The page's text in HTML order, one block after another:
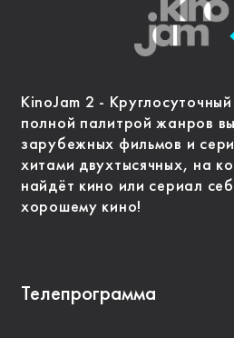
KinoJam 2 -
полной палитрой жанров
зарубежных фильмов и
хитами двухтысячных, на
найдёт кино или сериал
хорошему кино!
Телепрограмма